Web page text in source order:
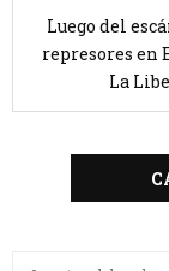
Luego del
represores en
La